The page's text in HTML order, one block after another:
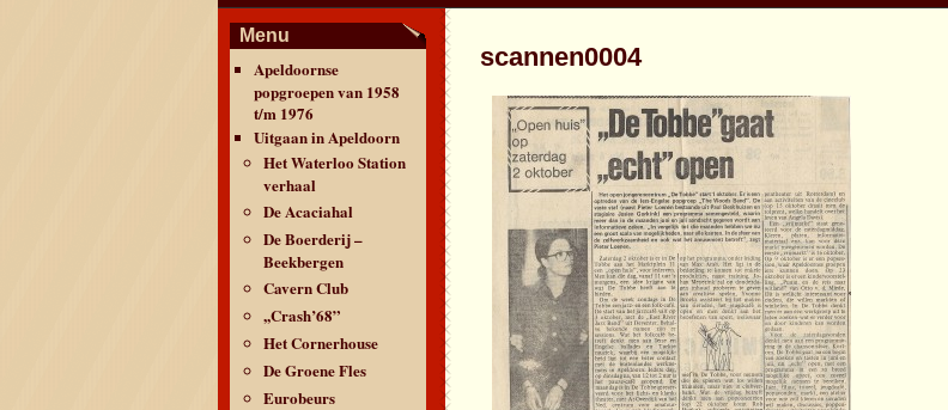
JAREN 60 FESTIVALS & REÜNIES
CONTACT & VERANTWOORDING LINKS LAATSTE UPDATES
Menu
Apeldoornse
popgroepen van 1958
t/m 1976
Uitgaan in Apeldoorn
Het Waterloo Station
verhaal
De Acaciahal
De Boerderij –
Beekbergen
Cavern Club
,,Crash’68”
Het Cornerhouse
De Groene Fles
Eurobeurs
scannen0004